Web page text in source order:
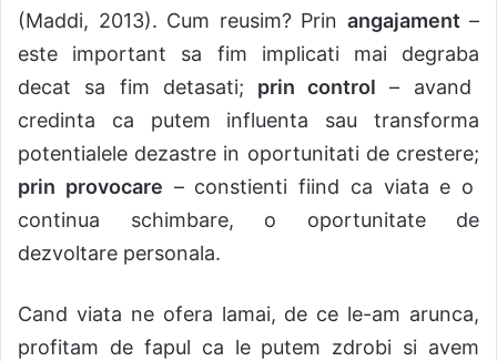
(Maddi, 2013). Cum reusim? Prin angajament –
este important sa fim implicati mai degraba
decat sa fim detasati; prin control – avand
credinta ca putem influenta sau transforma
potentialele dezastre in oportunitati de crestere;
prin provocare – constienti fiind ca viata e o
continua schimbare, o oportunitate de
dezvoltare personala.
Cand viata ne ofera lamai, de ce le-am arunca,
profitam de fapul ca le putem zdrobi si avem